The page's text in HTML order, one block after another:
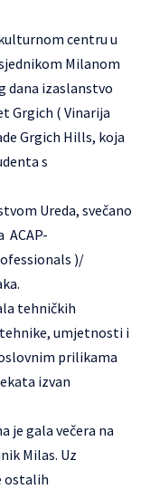
centru u
Milanom
dana izaslanstvo
Grgich ( Vinarija
Grgich Hills, koja
s
Ureda, svečano
ACAP-
)/
tehničkih
umjetnosti i
prilikama
izvan
je gala večera na
Milas. Uz
ostalih